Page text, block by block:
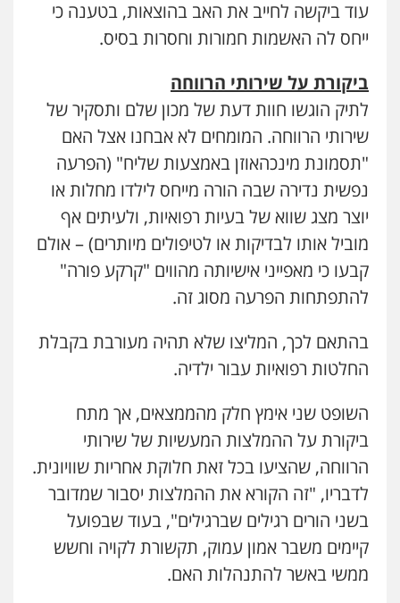
0525556970
פלילי פשיעה חמורה
אלימות עורכי דין לענייני אסירים
0528615306
דוד בוחבוט – משרד עו"ד
פלילי פשיעה חמורה מעצרים צווארון לבן
0505542333
עו"ד בן ממן
חקירות ומעצרים
ניהול משברים פליליים
חליל ביאדי – משרד עורכי דין
0509636895
עו"ד איהאב זבידאת
פלילי פשיעה חמורה ארגוני פשע עבירות
המתה עבירות מין
0509930581
עו"ד יפעת שוורץ סיל
עוד ביקשה לחייב את האב בהוצאות, בטענה כי
ייחס לה האשמות חמורות וחסרות בסיס.
ביקורת על שירותי הרווחה
לתיק הוגשו חוות דעת של מכון שלם ותסקיר של
שירותי הרווחה. המומחים לא אבחנו אצל האם
"תסמונת מינכהאוזן באמצעות שליח" (הפרעה
נפשית נדירה שבה הורה מייחס לילדו מחלות או
יוצר מצג שווא של בעיות רפואיות, ולעיתים אף
מוביל אותו לבדיקות או לטיפולים מיותרים) – אולם
קבעו כי מאפייני אישיותה מהווים "קרקע פורה"
להתפתחות הפרעה מסוג זה.
בהתאם לכך, המליצו שלא תהיה מעורבת בקבלת
החלטות רפואיות עבור ילדיה.
השופט שני אימץ חלק מהממצאים, אך מתח
ביקורת על ההמלצות המעשיות של שירותי
הרווחה, שהציעו בכל זאת חלוקת אחריות שוויונית.
לדבריו, "זה הקורא את ההמלצות יסבור שמדובר
בשני הורים רגילים שברגילים", בעוד שבפועל
קיימים משבר אמון עמוק, תקשורת לקויה וחשש
ממשי באשר להתנהלות האם.